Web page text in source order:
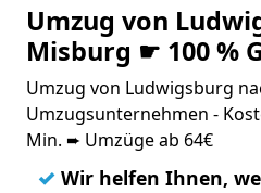
Umzug von
Misburg ☛ 100 %
Umzug von Ludwigsburg
Umzugsunternehmen -
Min. ➨ Umzüge ab 64€
✓ Wir helfen Ihnen,